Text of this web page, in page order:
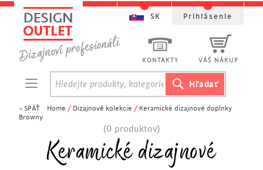
< SPÄŤ Home / Dizajnové kolekcie / Keramické dizajnové doplnky
Browny
(0 produktov)
Keramické dizajnové
KONTAKTY VÁŠ NÁKUP
SK Prihlásenie